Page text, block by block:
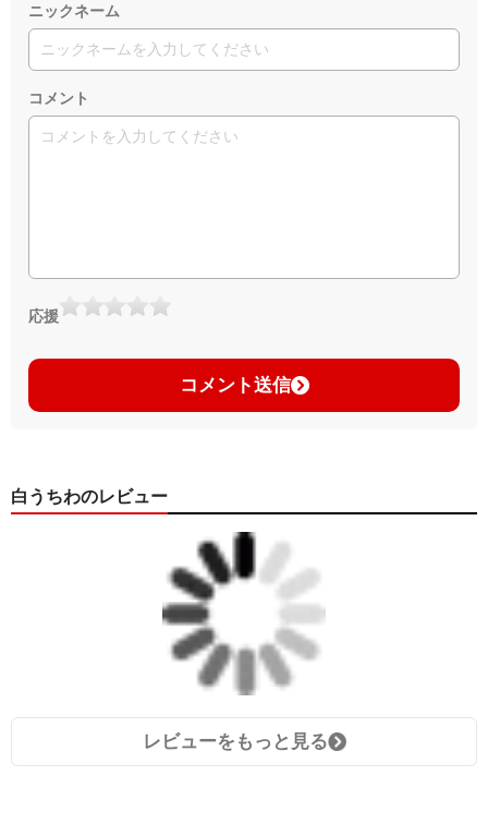
ニックネーム
コメント
応援
コメント送信
白うちわのレビュー
レビューをもっと見る